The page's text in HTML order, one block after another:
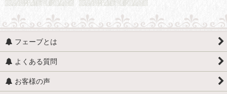
フェーブとは
よくある質問
お客様の声